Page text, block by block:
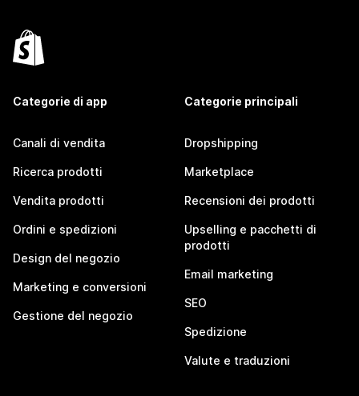
Categorie di app
Canali di vendita
Ricerca prodotti
Vendita prodotti
Ordini e spedizioni
Design del negozio
Marketing e conversioni
Gestione del negozio
Categorie principali
Dropshipping
Marketplace
Recensioni dei prodotti
Upselling e pacchetti di
prodotti
Email marketing
SEO
Spedizione
Valute e traduzioni